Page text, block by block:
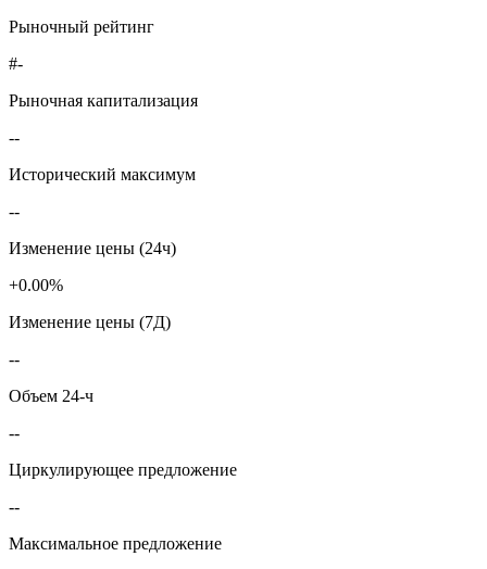
Рыночный рейтинг
#-
Рыночная капитализация
--
Исторический максимум
--
Изменение цены (24ч)
+0.00%
Изменение цены (7Д)
--
Объем 24-ч
--
Циркулирующее предложение
--
Максимальное предложение